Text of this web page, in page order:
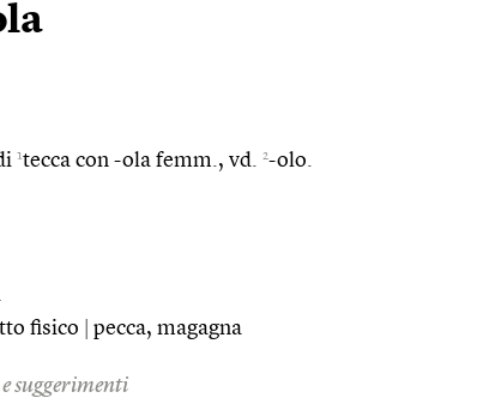
1tecca con -ola femm., vd. 2-olo.
fisico pecca, magagna
suggerimenti